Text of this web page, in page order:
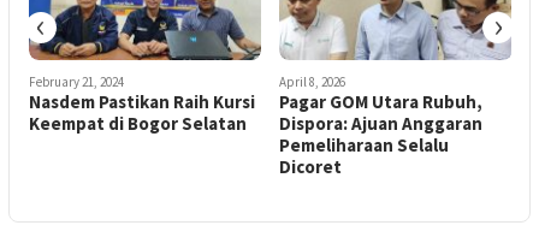
February 21, 2024
Nasdem Pastikan Raih Kursi
Keempat di Bogor Selatan
April 8, 2026
Pagar GOM Utara Rubuh,
Dispora: Ajuan Anggaran
Pemeliharaan Selalu
Dicoret
‹ ›